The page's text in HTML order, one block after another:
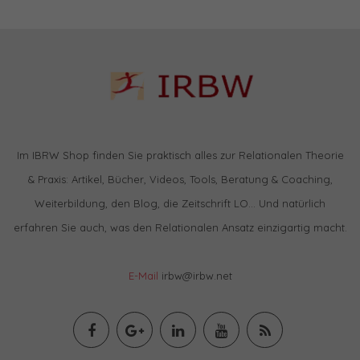
Im IBRW Shop finden Sie praktisch alles zur Relationalen Theorie
& Praxis: Artikel, Bücher, Videos, Tools, Beratung & Coaching,
Weiterbildung, den Blog, die Zeitschrift LO… Und natürlich
erfahren Sie auch, was den Relationalen Ansatz einzigartig macht.
E-Mail irbw@irbw.net